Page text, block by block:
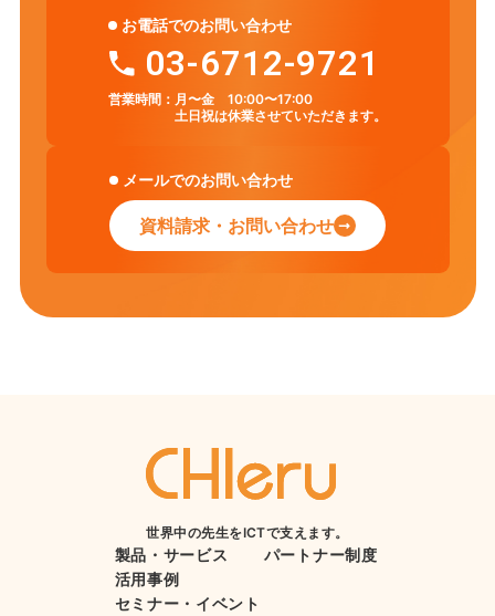
お電話でのお問い合わせ
03-6712-9721
営業時間： 月〜金 10:00〜17:00
土日祝は休業させていただきます。
メールでのお問い合わせ
資料請求・お問い合わせ
世界中の先生をICTで支えます。
製品・サービス
活用事例
セミナー・イベント
パートナー制度